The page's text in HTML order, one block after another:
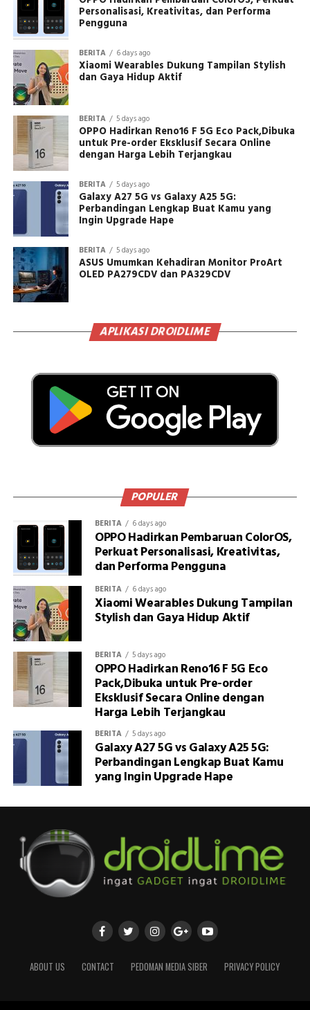
Personalisasi, Kreativitas, dan Performa
Pengguna
BERITA 6 days ago
Xiaomi Wearables Dukung Tampilan Stylish
dan Gaya Hidup Aktif
BERITA 5 days ago
OPPO Hadirkan Reno16 F 5G Eco Pack,Dibuka
untuk Pre-order Eksklusif Secara Online
dengan Harga Lebih Terjangkau
BERITA 5 days ago
Galaxy A27 5G vs Galaxy A25 5G:
Perbandingan Lengkap Buat Kamu yang
Ingin Upgrade Hape
BERITA 5 days ago
ASUS Umumkan Kehadiran Monitor ProArt
OLED PA279CDV dan PA329CDV
APLIKASI DROIDLIME
POPULER
BERITA 6 days ago
OPPO Hadirkan Pembaruan ColorOS,
Perkuat Personalisasi, Kreativitas,
dan Performa Pengguna
BERITA 6 days ago
Xiaomi Wearables Dukung Tampilan
Stylish dan Gaya Hidup Aktif
BERITA 5 days ago
OPPO Hadirkan Reno16 F 5G Eco
Pack,Dibuka untuk Pre-order
Eksklusif Secara Online dengan
Harga Lebih Terjangkau
BERITA 5 days ago
Galaxy A27 5G vs Galaxy A25 5G:
Perbandingan Lengkap Buat Kamu
yang Ingin Upgrade Hape
ABOUT US CONTACT PEDOMAN MEDIA SIBER PRIVACY POLICY